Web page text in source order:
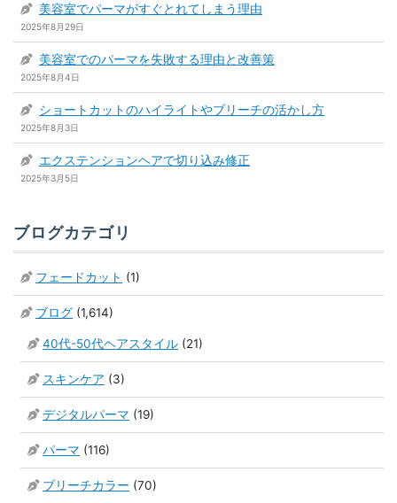
美容室でパーマがすぐとれてしまう理由
2025年8月29日
美容室でのパーマを失敗する理由と改善策
2025年8月4日
ショートカットのハイライトやブリーチの活かし方
2025年8月3日
エクステンションヘアで切り込み修正
2025年3月5日
ブログカテゴリ
フェードカット (1)
ブログ (1,614)
40代-50代ヘアスタイル (21)
スキンケア (3)
デジタルパーマ (19)
パーマ (116)
ブリーチカラー (70)